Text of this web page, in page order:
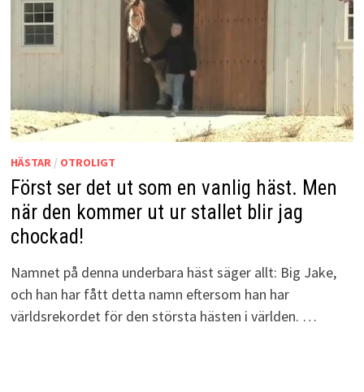
HÄSTAR/ OTROLIGT
Först ser det ut som en vanlig häst. Men
när den kommer ut ur stallet blir jag
chockad!
Namnet på denna underbara häst säger allt: Big Jake,
och han har fått detta namn eftersom han har
världsrekordet för den största hästen i världen. …